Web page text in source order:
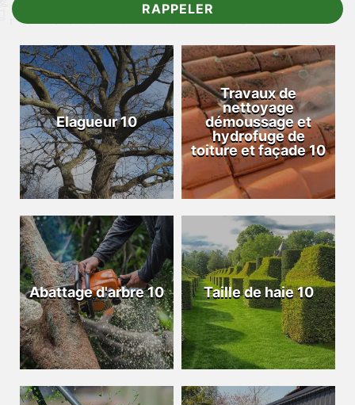
Elagueur 10
Travaux de
nettoyage
démoussage et
hydrofuge de
toiture et façade 10
Abattage d'arbre 10 Taille de haie 10